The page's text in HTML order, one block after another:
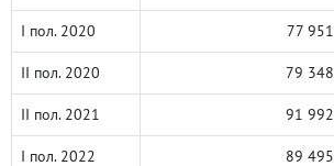
I пол. 2020 77 951
II пол. 2020 79 348
II пол. 2021 91 992
I пол. 2022 89 495